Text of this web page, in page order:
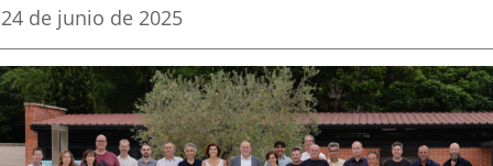
aplicación
externa.
aplicación
externa.
Fecha
la
noticia
24 de junio de 2025